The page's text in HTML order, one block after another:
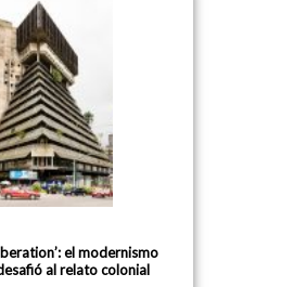
el modernismo
al relato colonial